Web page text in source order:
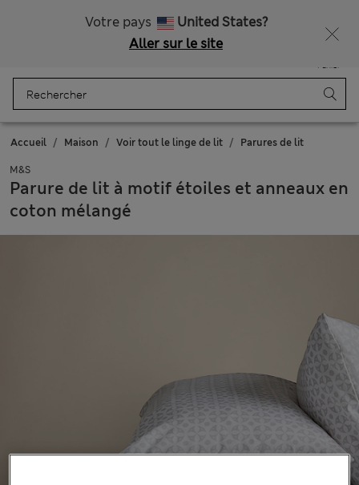
Votre pays
United States?
Aller sur le site
Panier
Accueil Maison Voir tout le linge de lit Parures de lit
M&S
Parure de lit à motif étoiles et anneaux en
coton mélangé